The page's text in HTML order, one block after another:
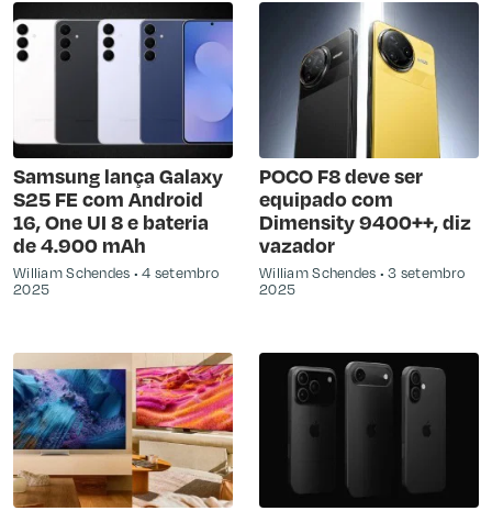
Samsung lança Galaxy
S25 FE com Android
16, One UI 8 e bateria
de 4.900 mAh
William Schendes
4 setembro
2025
POCO F8 deve ser
equipado com
Dimensity 9400++, diz
vazador
William Schendes
3 setembro
2025